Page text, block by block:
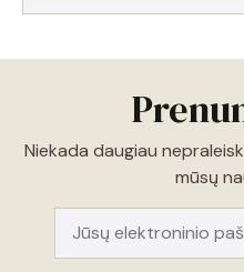
Niekada daugiau
mūsų